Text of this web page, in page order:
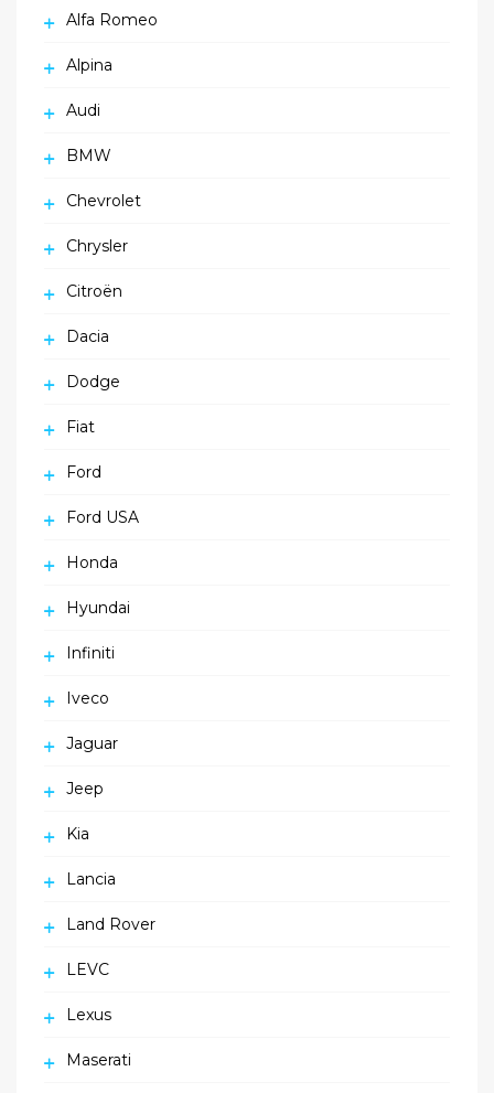
Alfa Romeo
Alpina
Audi
BMW
Chevrolet
Chrysler
Citroën
Dacia
Dodge
Fiat
Ford
Ford USA
Honda
Hyundai
Infiniti
Iveco
Jaguar
Jeep
Kia
Lancia
Land Rover
LEVC
Lexus
Maserati